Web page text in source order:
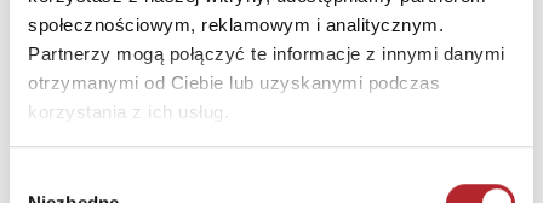
społecznościowym, reklamowym i analitycznym.
Partnerzy mogą połączyć te informacje z innymi danymi
otrzymanymi od Ciebie lub uzyskanymi podczas
korzystania z ich usług.
ODPOWIEDZIALNOŚCIĄ
Ulica
ul. Edwarda Jelinka 48
Kod pocztowy
Miasto
Warszawa